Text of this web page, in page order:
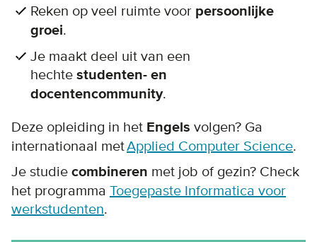
Reken op veel ruimte voor persoonlijke
groei.
Je maakt deel uit van een
hechte studenten- en
docentencommunity.
Deze opleiding in het Engels volgen? Ga
internationaal metApplied Computer Science.
Je studie combineren met job of gezin? Check
het programma Toegepaste Informatica voor
werkstudenten.